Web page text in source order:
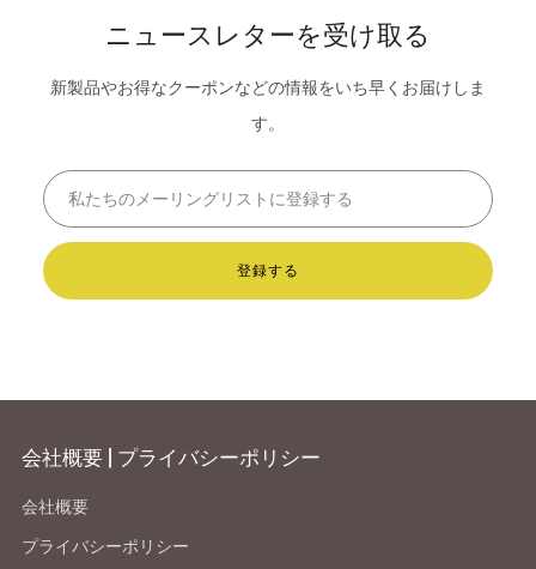
ニュースレターを受け取る
新製品やお得なクーポンなどの情報をいち早くお届けしま
す。
登録する
会社概要 | プライバシーポリシー
会社概要
プライバシーポリシー